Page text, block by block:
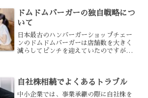
ドムドムバーガーの独自戦略につ
いて
日本最古のハンバーガーショップチェー
ンのドムドムバーガーは店舗数を大きく
減らしてピンチを迎えていたのですが、
どのような戦略があったの...
自社株相続でよくあるトラブル
中小企業では、事業承継の際に自社株を